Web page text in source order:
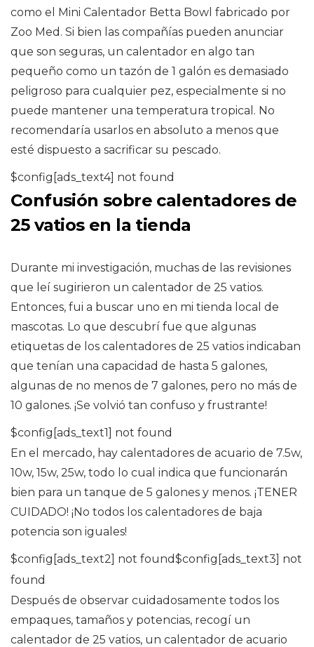
como el Mini Calentador Betta Bowl fabricado por
Zoo Med. Si bien las compañías pueden anunciar
que son seguras, un calentador en algo tan
pequeño como un tazón de 1 galón es demasiado
peligroso para cualquier pez, especialmente si no
puede mantener una temperatura tropical. No
recomendaría usarlos en absoluto a menos que
esté dispuesto a sacrificar su pescado.
$config[ads_text4] not found
Confusión sobre calentadores de
25 vatios en la tienda
Durante mi investigación, muchas de las revisiones
que leí sugirieron un calentador de 25 vatios.
Entonces, fui a buscar uno en mi tienda local de
mascotas. Lo que descubrí fue que algunas
etiquetas de los calentadores de 25 vatios indicaban
que tenían una capacidad de hasta 5 galones,
algunas de no menos de 7 galones, pero no más de
10 galones. ¡Se volvió tan confuso y frustrante!
$config[ads_text1] not found
En el mercado, hay calentadores de acuario de 7.5w,
10w, 15w, 25w, todo lo cual indica que funcionarán
bien para un tanque de 5 galones y menos. ¡TENER
CUIDADO! ¡No todos los calentadores de baja
potencia son iguales!
$config[ads_text2] not found$config[ads_text3] not
found
Después de observar cuidadosamente todos los
empaques, tamaños y potencias, recogí un
calentador de 25 vatios, un calentador de acuario